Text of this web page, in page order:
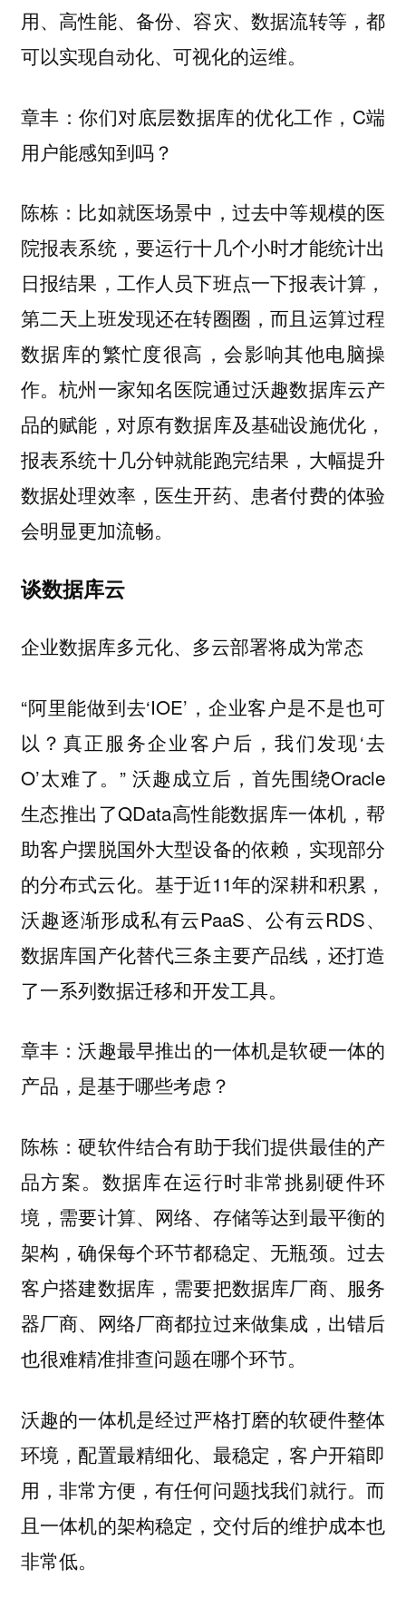
用、高性能、备份、容灾、数据流转等，都
可以实现自动化、可视化的运维。
章丰：你们对底层数据库的优化工作，C端
用户能感知到吗？
陈栋： 比如就医场景中，过去中等规模的医
院报表系统，要运行十几个小时才能统计出
日报结果，工作人员下班点一下报表计算，
第二天上班发现还在转圈圈，而且运算过程
数据库的繁忙度很高，会影响其他电脑操
作。杭州一家知名医院通过沃趣数据库云产
品的赋能，对原有数据库及基础设施优化，
报表系统十几分钟就能跑完结果，大幅提升
数据处理效率，医生开药、患者付费的体验
会明显更加流畅。
谈数据库云
企业数据库多元化、多云部署将成为常态
“阿里能做到去‘IOE’，企业客户是不是也可
以？真正服务企业客户后，我们发现‘去
O’太难了。” 沃趣成立后，首先围绕Oracle
生态推出了QData高性能数据库一体机，帮
助客户摆脱国外大型设备的依赖，实现部分
的分布式云化。基于近11年的深耕和积累，
沃趣逐渐形成私有云PaaS、公有云RDS、
数据库国产化替代三条主要产品线，还打造
了一系列数据迁移和开发工具。
章丰：沃趣最早推出的一体机是软硬一体的
产品，是基于哪些考虑？
陈栋：硬软件结合有助于我们提供最佳的产
品方案。数据库在运行时非常挑剔硬件环
境，需要计算、网络、存储等达到最平衡的
架构，确保每个环节都稳定、无瓶颈。过去
客户搭建数据库，需要把数据库厂商、服务
器厂商、网络厂商都拉过来做集成，出错后
也很难精准排查问题在哪个环节。
沃趣的一体机是经过严格打磨的软硬件整体
环境，配置最精细化、最稳定，客户开箱即
用，非常方便，有任何问题找我们就行。而
且一体机的架构稳定，交付后的维护成本也
非常低。